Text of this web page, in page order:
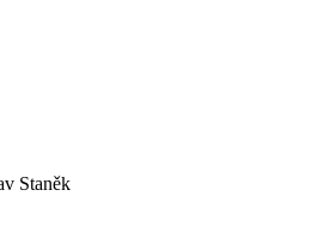
Staněk